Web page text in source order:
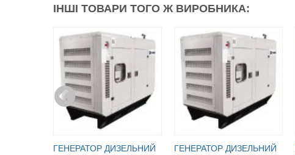
ІНШІ ТОВАРИ ТОГО Ж ВИРОБНИКА:
ГЕНЕРАТОР ДИЗЕЛЬНИЙ
ГЕНЕРАТОР ДИЗЕЛЬНИЙ